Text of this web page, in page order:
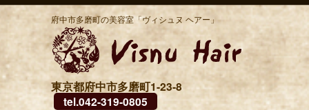
府中市多磨町の美容室「ヴィシュヌ ヘアー」
東京都府中市多磨町1-23-8
tel.042-319-0805